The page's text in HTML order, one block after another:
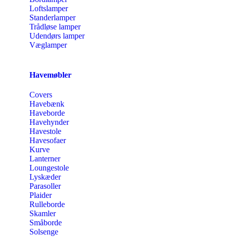
Loftslamper
Standerlamper
Trådløse lamper
Udendørs lamper
Væglamper
Havemøbler
Covers
Havebænk
Haveborde
Havehynder
Havestole
Havesofaer
Kurve
Lanterner
Loungestole
Lyskæder
Parasoller
Plaider
Rulleborde
Skamler
Småborde
Solsenge